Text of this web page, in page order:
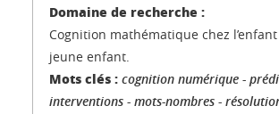
Domaine de recherche :
Cognition mathématique chez
jeune enfant.
Mots clés : cognition numérique -
interventions - mots-nombres -